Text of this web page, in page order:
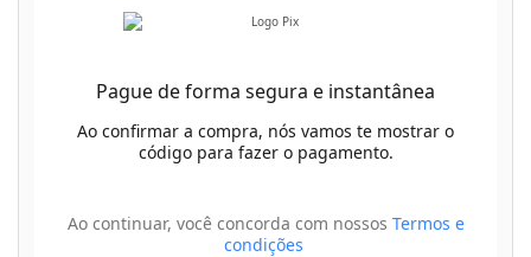
Pague de forma segura e instantânea
Ao confirmar a compra, nós vamos te mostrar o
código para fazer o pagamento.
Ao continuar, você concorda com nossos Termos e
condições